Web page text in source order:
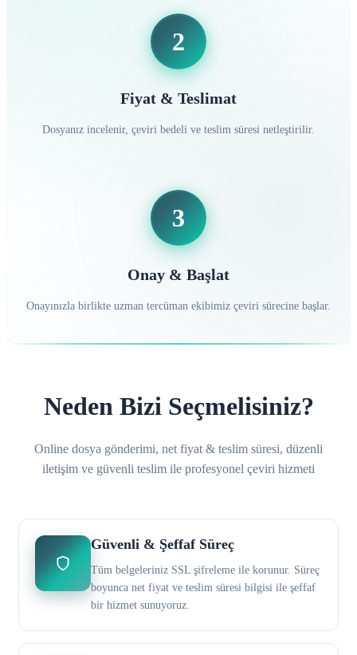
2
Fiyat & Teslimat
Dosyanız incelenir, çeviri bedeli ve teslim süresi netleştirilir.
3
Onay & Başlat
Onayınızla birlikte uzman tercüman ekibimiz çeviri sürecine başlar.
Neden Bizi Seçmelisiniz?
Online dosya gönderimi, net fiyat & teslim süresi, düzenli
iletişim ve güvenli teslim ile profesyonel çeviri hizmeti
Güvenli & Şeffaf Süreç
Tüm belgeleriniz SSL şifreleme ile korunur. Süreç
boyunca net fiyat ve teslim süresi bilgisi ile şeffaf
bir hizmet sunuyoruz.